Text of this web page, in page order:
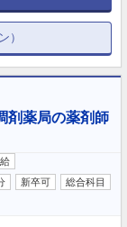
）
剤薬局の薬剤師
新卒可 総合科目